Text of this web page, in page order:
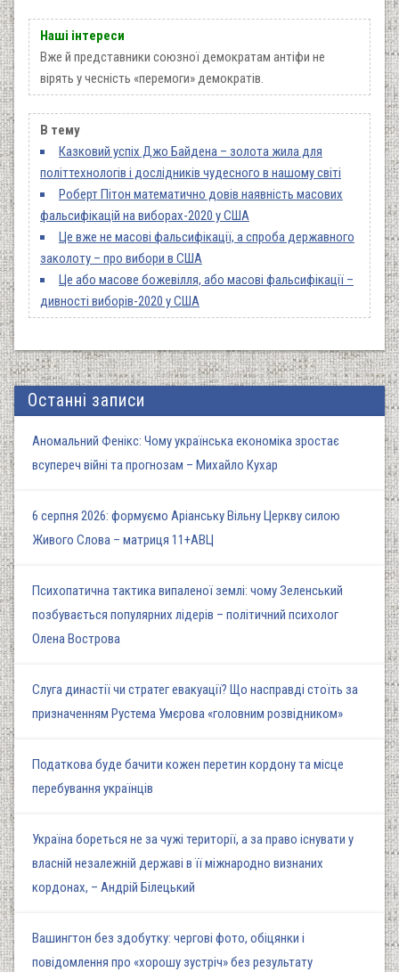
Наші інтереси
Вже й представники союзної демократам антіфи не
вірять у чесність «перемоги» демократів.
В тему
Казковий успіх Джо Байдена – золота жила для
політтехнологів і дослідників чудесного в нашому світі
Роберт Пітон математично довів наявність масових
фальсифікацій на виборах-2020 у США
Це вже не масові фальсифікації, а спроба державного
заколоту – про вибори в США
Це або масове божевілля, або масові фальсифікації –
дивності виборів-2020 у США
Останні записи
Аномальний Фенікс: Чому українська економіка зростає
всупереч війні та прогнозам – Михайло Кухар
6 серпня 2026: формуємо Аріанську Вільну Церкву силою
Живого Слова – матриця 11+АВЦ
Психопатична тактика випаленої землі: чому Зеленський
позбувається популярних лідерів – політичний психолог
Олена Вострова
Слуга династії чи стратег евакуації? Що насправді стоїть за
призначенням Рустема Умєрова «головним розвідником»
Податкова буде бачити кожен перетин кордону та місце
перебування українців
Україна бореться не за чужі території, а за право існувати у
власній незалежній державі в її міжнародно визнаних
кордонах, – Андрій Білецький
Вашингтон без здобутку: чергові фото, обіцянки і
повідомлення про «хорошу зустріч» без результату